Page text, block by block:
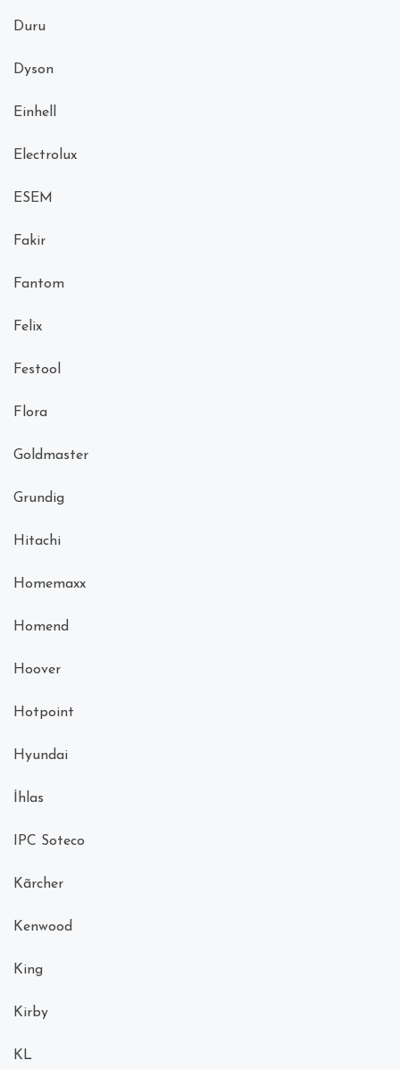
Duru
Dyson
Einhell
Electrolux
ESEM
Fakir
Fantom
Felix
Festool
Flora
Goldmaster
Grundig
Hitachi
Homemaxx
Homend
Hoover
Hotpoint
Hyundai
İhlas
IPC Soteco
Kãrcher
Kenwood
King
Kirby
KL